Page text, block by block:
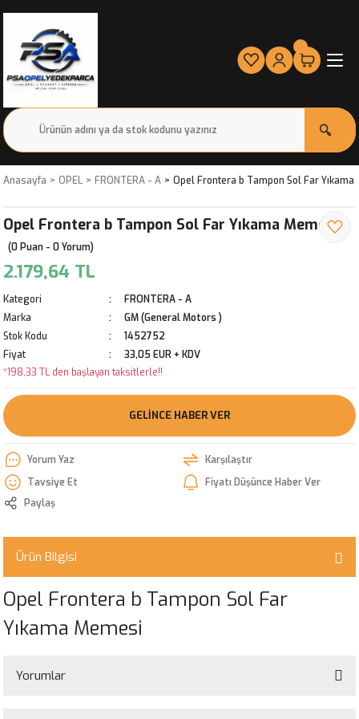
Anasayfa OPEL FRONTERA - A Opel Frontera b Tampon Sol Far Yıkama
Opel Frontera b Tampon Sol Far Yıkama Memesi
(0 Puan - 0 Yorum)
2.179,64 TL
Kategori
FRONTERA - A
Marka
GM (General Motors )
Stok Kodu
1452752
Fiyat
33,05 EUR + KDV
*198,33 TL den başlayan taksitlerle!!
GELINCE HABER VER
Yorum Yaz
Karşılaştır
Tavsiye Et
Fiyatı Düşünce Haber Ver
Paylaş
Ürün Bilgisi
Opel Frontera b Tampon Sol Far
Yıkama Memesi
Yorumlar